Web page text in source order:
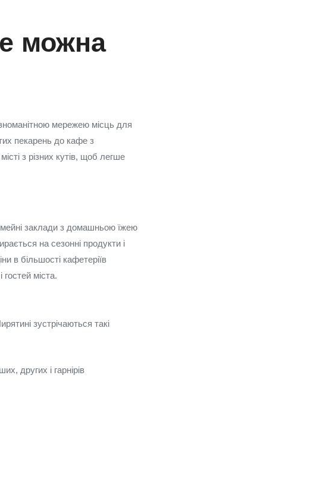
можна
мережею місць для
пекарень до кафе з
з різних кутів, щоб легше
заклади з домашньою їжею
на сезонні продукти і
в більшості кафетеріїв
міста.
зустрічаються такі
других і гарнірів